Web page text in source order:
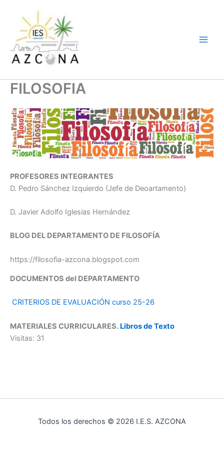
contenido
FILOSOFIA
PROFESORES INTEGRANTES
D. Pedro Sánchez Izquierdo (Jefe de Deoartamento)
D. Javier Adolfo Iglesias Hernández
BLOG DEL DEPARTAMENTO DE FILOSOFÍA
https://filosofia-azcona.blogspot.com
DOCUMENTOS del DEPARTAMENTO
CRITERIOS DE EVALUACIÓN curso 25-26
MATERIALES CURRICULARES. Libros de Texto
Visitas: 31
Todos los derechos © 2026 I.E.S. AZCONA